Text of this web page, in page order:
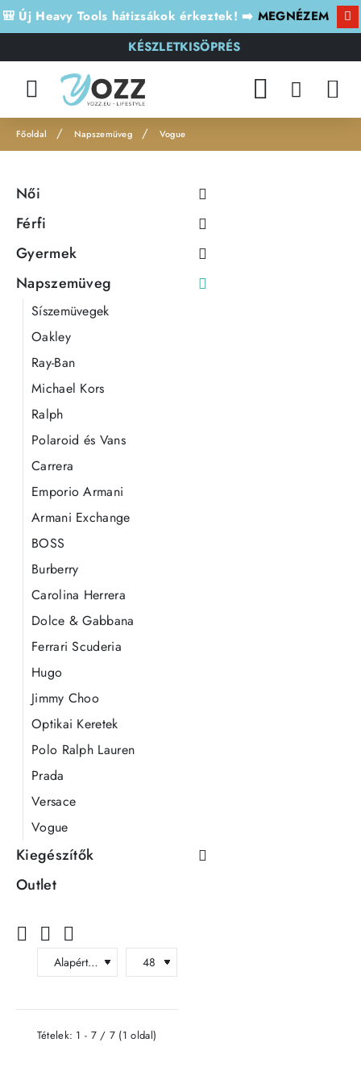
🎒 Új Heavy Tools hátizsákok érkeztek! ➡️ MEGNÉZEM
KÉSZLETKISÖPRÉS
h
m
Napszemüveg Vogue
Női
Férfi
Gyermek
Napszemüveg
Síszemüvegek
Oakley
Ray-Ban
Michael Kors
Ralph
Polaroid és Vans
Carrera
Emporio Armani
Armani Exchange
BOSS
Burberry
Carolina Herrera
Dolce & Gabbana
Ferrari Scuderia
Hugo
Jimmy Choo
Optikai Keretek
Polo Ralph Lauren
Prada
Versace
Vogue
Kiegészítők
Outlet
Tételek: 1 - 7 / 7 (1 oldal)